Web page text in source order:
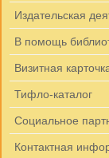
Издательская
В помощь
Визитная
Тифло-каталог
Социальное
Контактная